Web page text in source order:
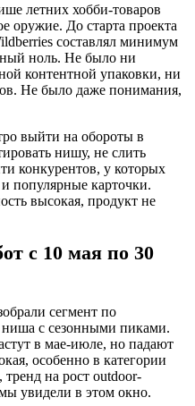
летних хобби-товаров
оружие. До старта проекта
составлял минимум
ноль. Не было ни
контентной упаковки, ни
Не было даже понимания,
выйти на обороты в
нишу, не слить
конкурентов, у которых
популярные карточки.
высокая, продукт не
с 10 мая по 30
сегмент по
ниша с сезонными пиками.
в мае-июле, но падают
особенно в категории
на рост outdoor-
увидели в этом окно.